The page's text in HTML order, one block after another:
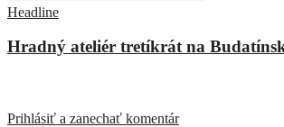
Headline
Hradný ateliér tretíkrát na
Prihlásiť a zanechať komentár